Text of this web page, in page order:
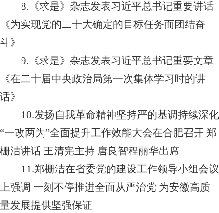
8. 《求是》杂志发表习近平总书记重要讲话
《为实现党的二十大确定的目标任务而团结奋
斗》
9. 《求是》杂志发表习近平总书记重要文章
《在二十届中央政治局第一次集体学习时的讲
话》
10.发扬自我革命精神坚持严的基调持续深化
“一改两为”全面提升工作效能大会在合肥召开 郑
栅洁讲话 王清宪主持 唐良智程丽华出席
11.郑栅洁在省委党的建设工作领导小组会议
上强调 一刻不停推进全面从严治党 为安徽高质
量发展提供坚强保证